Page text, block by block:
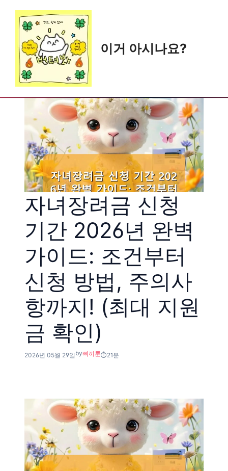
content
이거 아시나요?
자녀장려금 신청
기간 2026년 완벽
가이드: 조건부터
신청 방법, 주의사
항까지! (최대 지원
금 확인)
2026년 05월 29일 by삐끼룬 21분